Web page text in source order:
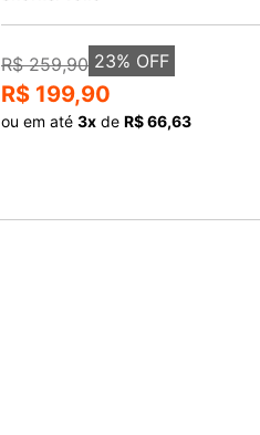
R$ 259,90 23% OFF
R$ 199,90
ou em até 3x de R$ 66,63